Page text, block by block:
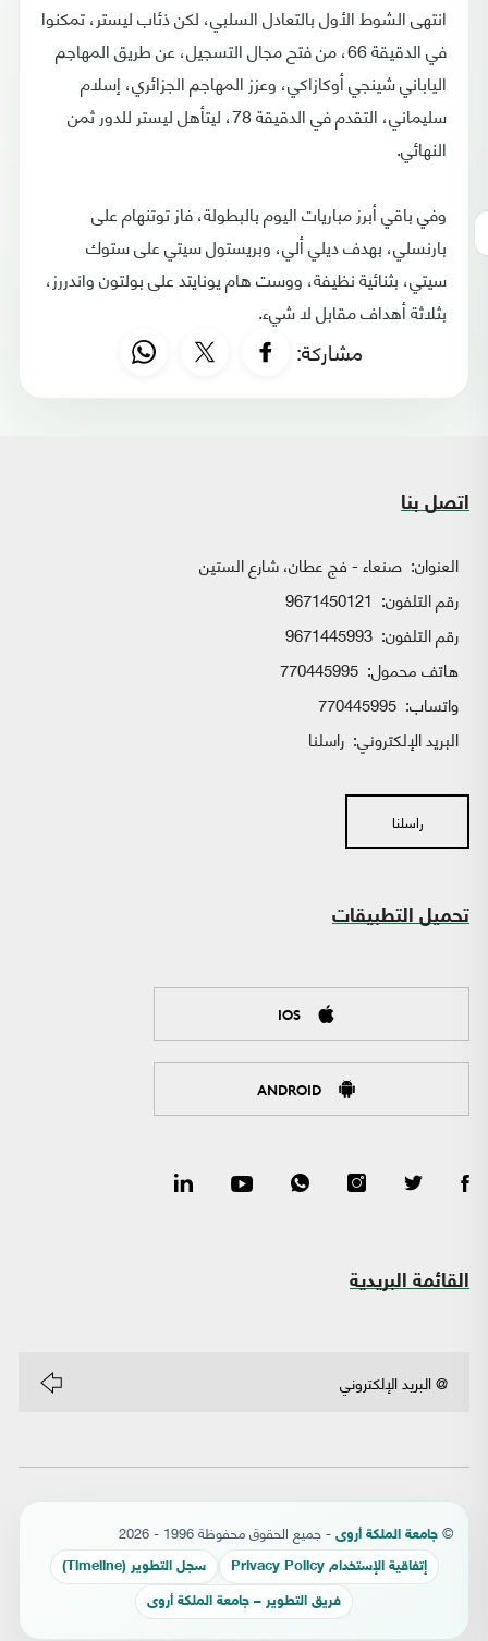
انتهى الشوط الأول بالتعادل السلبي، لكن ذئاب ليستر، تمكنوا
في الدقيقة 66، من فتح مجال التسجيل، عن طريق المهاجم
الياباني شينجي أوكازاكي، وعزز المهاجم الجزائري، إسلام
سليماني، التقدم في الدقيقة 78، ليتأهل ليستر للدور ثمن
النهائي.
وفي باقي أبرز مباريات اليوم بالبطولة، فاز توتنهام على
بارنسلي، بهدف ديلي ألي، وبريستول سيتي على ستوك
سيتي، بثنائية نظيفة، ووست هام يونايتد على بولتون واندررز،
بثلاثة أهداف مقابل لا شيء.
مشاركة:
اتصل بنا
العنوان: صنعاء - فج عطان، شارع الستين
رقم التلفون: 9671450121
رقم التلفون: 9671445993
هاتف محمول: 770445995
واتساب:
البريد الإلكتروني: راسلنا
راسلنا
تحميل التطبيقات
IOS
ANDROID
القائمة البريدية
© جامعة الملكة أروى - جميع الحقوق محفوظة 1996 - 2026
إتفاقية الإستخدام Privacy Policy سجل التطوير (Timeline)
فريق التطوير – جامعة الملكة أروى